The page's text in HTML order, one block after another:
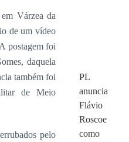
Várzea da
de um vídeo
postagem foi
daquela
também foi
de Meio
pelo
PL
anuncia
Flávio
Roscoe
como